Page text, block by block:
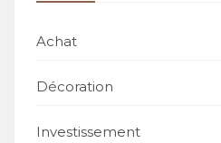
Achat
Décoration
Investissement